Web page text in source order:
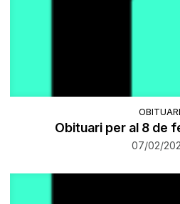
OBITUARI
Obituari per al 8 de
07/02/